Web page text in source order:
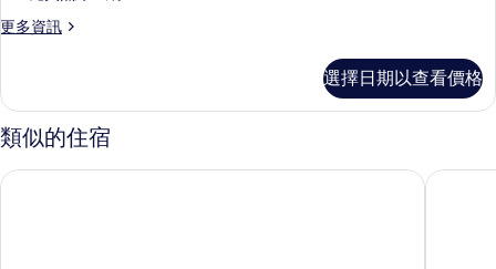
更多資訊
更
的
詳
情
選擇日期以查看價格
類似的住宿
香港蘇豪希爾頓摩庭酒店 宜必思